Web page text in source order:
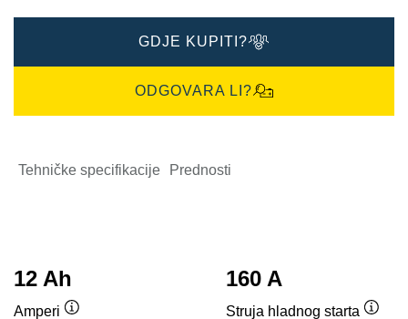
GDJE KUPITI?
ODGOVARA LI?
Tehničke specifikacije Prednosti
12 Ah
Amperi
160 A
Struja hladnog starta